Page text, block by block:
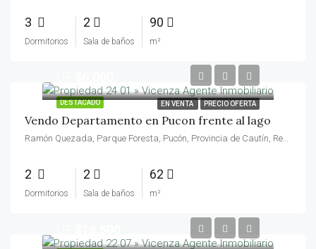
3
Dormitorios
2
Sala de baños
90
m²
DESTACADO EN VENTA PRECIO OFERTA
Vendo Departamento en Pucon frente al lago
Ramón Quezada, Parque Foresta, Pucón, Provincia de Cautín, Región de la Araucanía, 4920561, Chile
2
Dormitorios
2
Sala de baños
62
m²